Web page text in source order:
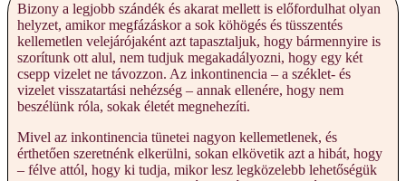
Bizony a legjobb szándék és akarat mellett is előfordulhat olyan
helyzet, amikor megfázáskor a sok köhögés és tüsszentés
kellemetlen velejárójaként azt tapasztaljuk, hogy bármennyire is
szorítunk ott alul, nem tudjuk megakadályozni, hogy egy két
csepp vizelet ne távozzon. Az inkontinencia – a széklet- és
vizelet visszatartási nehézség – annak ellenére, hogy nem
beszélünk róla, sokak életét megnehezíti.
Mivel az inkontinencia tünetei nagyon kellemetlenek, és
érthetően szeretnénk elkerülni, sokan elkövetik azt a hibát, hogy
– félve attól, hogy ki tudja, mikor lesz legközelebb lehetőségük